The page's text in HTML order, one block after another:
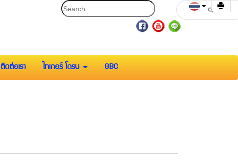
ติดต่อเรา ไทเกอร์ โดรน GBC